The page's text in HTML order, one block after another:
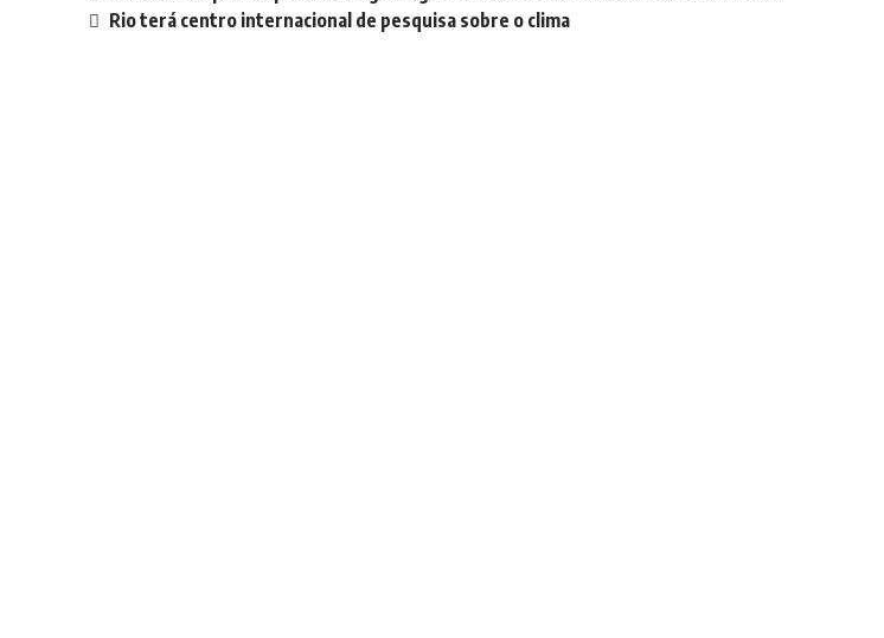
Rio terá centro internacional de pesquisa sobre o clima